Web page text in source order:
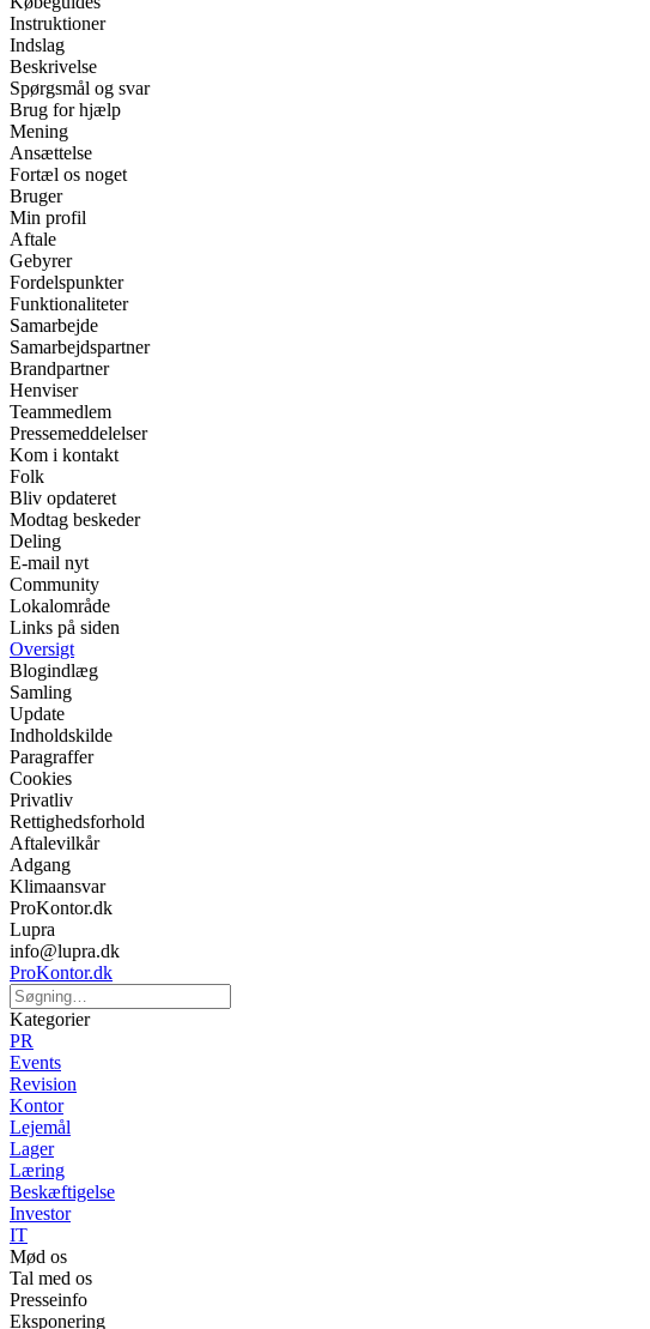
Instruktioner
Indslag
Beskrivelse
Spørgsmål og svar
Brug for hjælp
Mening
Ansættelse
Fortæl os noget
Bruger
Min profil
Aftale
Gebyrer
Fordelspunkter
Funktionaliteter
Samarbejde
Samarbejdspartner
Brandpartner
Henviser
Teammedlem
Pressemeddelelser
Kom i kontakt
Folk
Bliv opdateret
Modtag beskeder
Deling
E-mail nyt
Community
Lokalområde
Links på siden
Oversigt
Blogindlæg
Samling
Update
Indholdskilde
Paragraffer
Cookies
Privatliv
Rettighedsforhold
Aftalevilkår
Adgang
Klimaansvar
ProKontor.dk
Lupra
info@lupra.dk
ProKontor.dk
Kategorier
PR
Events
Revision
Kontor
Lejemål
Lager
Læring
Beskæftigelse
Investor
IT
Mød os
Tal med os
Presseinfo
Eksponering